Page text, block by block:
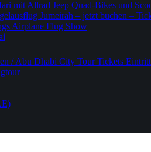
mit Allrad Jeep Quad-Bikes und
Jumeirah – jetzt buchen –
Airplane Flug Show
/ Abu Dhabi City Tour Tickets